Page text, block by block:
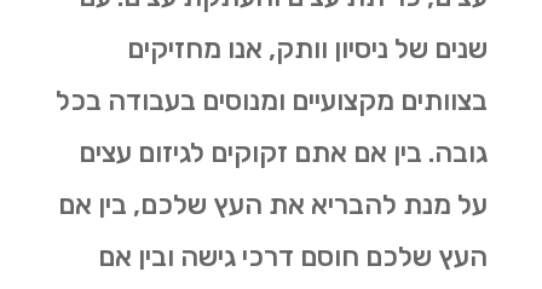
שנים של ניסיון וותק, אנו מחזיקים
בצוותים מקצועיים ומנוסים בעבודה בכל
גובה. בין אם אתם זקוקים לגיזום עצים
על מנת להבריא את העץ שלכם, בין אם
העץ שלכם חוסם דרכי גישה ובין אם